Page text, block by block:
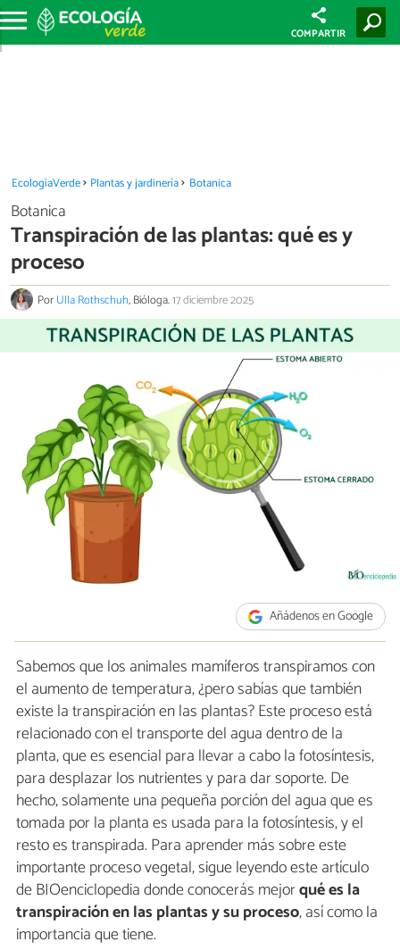
COMPARTIR
EcologíaVerde Plantas y jardinería Botanica
Botanica
Transpiración de las plantas: qué es y
proceso
PorUlla Rothschuh, Bióloga.17 diciembre 2025
Añádenos en Google
Sabemos que los animales mamíferos transpiramos con
el aumento de temperatura, ¿pero sabías que también
existe la transpiración en las plantas? Este proceso está
relacionado con el transporte del agua dentro de la
planta, que es esencial para llevar a cabo la fotosíntesis,
para desplazar los nutrientes y para dar soporte. De
hecho, solamente una pequeña porción del agua que es
tomada por la planta es usada para la fotosíntesis, y el
resto es transpirada. Para aprender más sobre este
importante proceso vegetal, sigue leyendo este artículo
de BIOenciclopedia donde conocerás mejorqué es la
transpiración en las plantas y su proceso, así como la
importancia que tiene.